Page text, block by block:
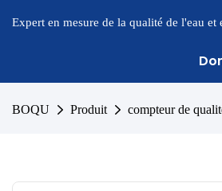
Expert en mesure de la qualité de l'eau
BOQU Produit compteur de